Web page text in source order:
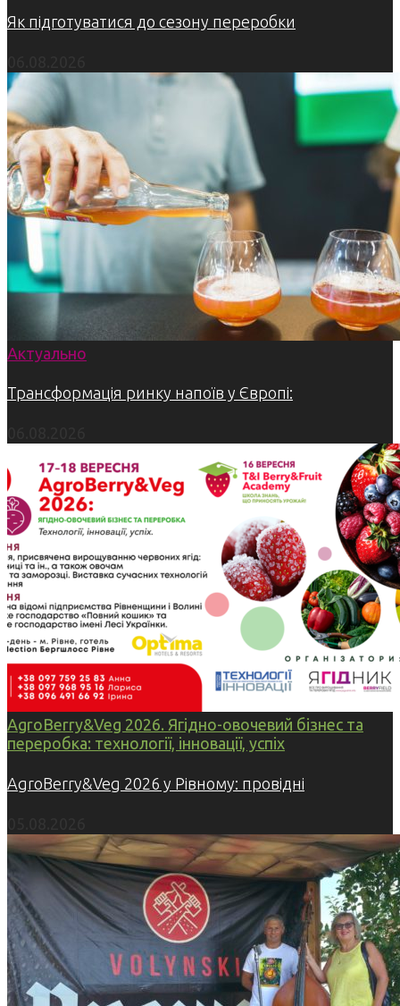
Як підготуватися до сезону переробки
Актуально
Трансформація ринку напоїв у Європі:
AgroBerry&Veg 2026. Ягідно-овочевий бізнес та
переробка: технології, інновації, успіх
AgroBerry&Veg 2026 у Рівному: провідні